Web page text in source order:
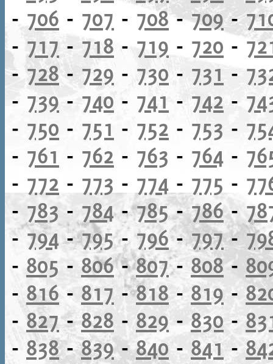
- 706 - 707 - 708-709-
- 717 -718 - 719 - 720 -
-728- 729 - 730 - 731 -
- 739 - 740 - 741 - 742 -
- 750 - 751 - 752 - 753 -
- 761 - 762 - 763 - 764 -
- 772 - 773 - 774 - 775 -
- 783 - 784-785-786-
-794-795-796-797-
- 805 - 806-807- 808-
- 816 - 817 -818-819 -
- 827-828 - 829-830 -
- 838-839-840 - 841 -